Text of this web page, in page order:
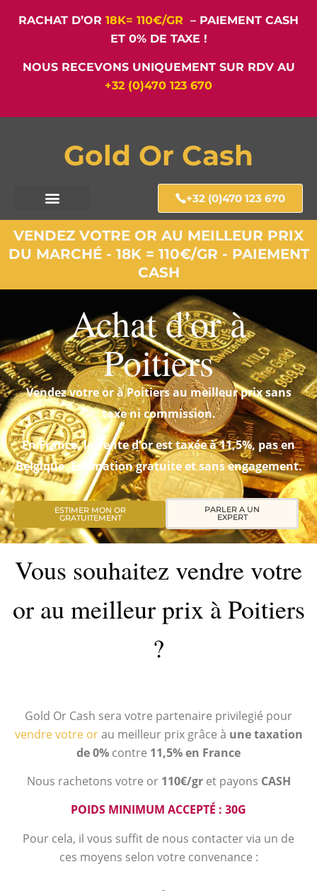
RACHAT D’OR 18K= 110€/GR – PAIEMENT CASH
ET 0% DE TAXE !
NOUS RECEVONS UNIQUEMENT SUR RDV AU
+32 (0)470 123 670
Gold Or Cash
+32 (0)470 123 670
VENDEZ VOTRE OR AU MEILLEUR PRIX
DU MARCHÉ - 18K = 110€/GR - PAIEMENT
CASH
Achat d'or à
Poitiers
Vendez votre or à Poitiers au meilleur prix sans
taxe ni commission.
En France, la vente d’or est taxée à 11,5%, pas en
Belgique. Estimation gratuite et sans engagement.
ESTIMER MON OR
GRATUITEMENT
PARLER A UN
EXPERT
Vous souhaitez vendre votre
or au meilleur prix à Poitiers
?
Gold Or Cash sera votre partenaire privilegié pour
vendre votre orau meilleur prix grâce à une taxation
de 0% contre 11,5% en France
Nous rachetons votre or 110€/gr et payons CASH
POIDS MINIMUM ACCEPTÉ : 30G
Pour cela, il vous suffit de nous contacter via un de
ces moyens selon votre convenance :